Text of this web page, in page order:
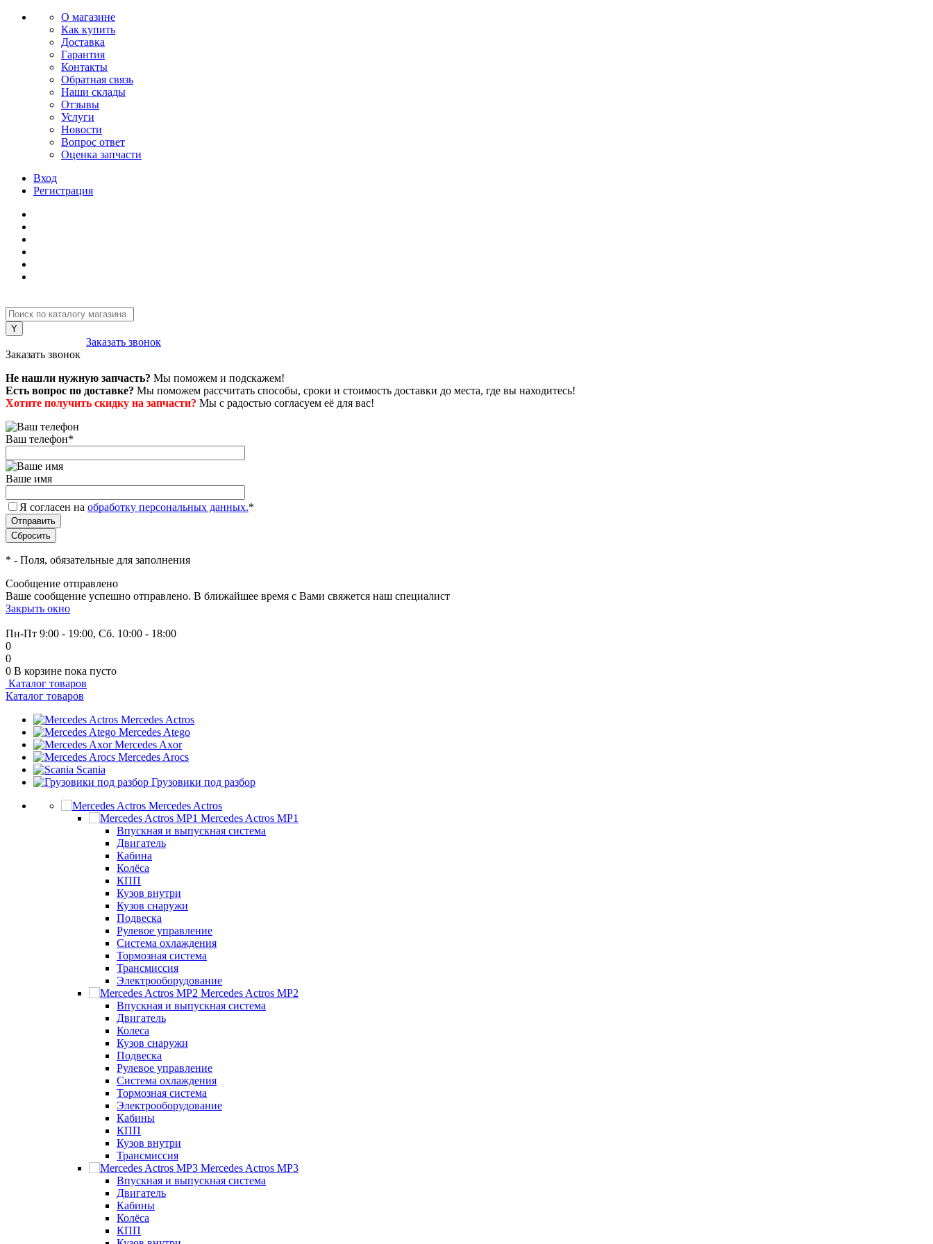
О магазине
Как купить
Доставка
Гарантия
Контакты
Обратная связь
Наши склады
Отзывы
Услуги
Новости
Вопрос ответ
Оценка запчасти
Вход
Регистрация
Заказать звонок
Заказать звонок
Не нашли нужную запчасть? Мы поможем и подскажем!
Есть вопрос по доставке? Мы поможем рассчитать способы, сроки и стоимость доставки до места, где вы находитесь!
Хотите получить скидку на запчасти? Мы с радостью согласуем её для вас!
Ваш телефон*
Ваше имя
Я согласен на обработку персональных данных.*
* - Поля, обязательные для заполнения
Сообщение отправлено
Ваше сообщение успешно отправлено. В ближайшее время с Вами свяжется наш специалист
Закрыть окно
Пн-Пт 9:00 - 19:00, Сб. 10:00 - 18:00
0
0
0 В корзине пока пусто
Каталог товаров
Каталог товаров
Mercedes Actros
Mercedes Atego
Mercedes Axor
Mercedes Arocs
Scania
Грузовики под разбор
Mercedes Actros
Mercedes Actros MP1
Впускная и выпускная система
Двигатель
Кабина
Колёса
КПП
Кузов внутри
Кузов снаружи
Подвеска
Рулевое управление
Система охлаждения
Тормозная система
Трансмиссия
Электрооборудование
Mercedes Actros MP2
Впускная и выпускная система
Двигатель
Колеса
Кузов снаружи
Подвеска
Рулевое управление
Система охлаждения
Тормозная система
Электрооборудование
Кабины
КПП
Кузов внутри
Трансмиссия
Mercedes Actros MP3
Впускная и выпускная система
Двигатель
Кабины
Колёса
КПП